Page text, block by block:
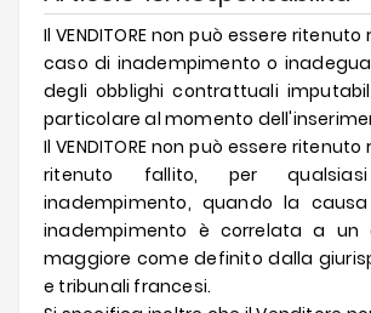
Il VENDITORE non può essere
caso di inadempimento o
degli obblighi contrattuali imputabili
particolare al momento
Il VENDITORE non può essere
ritenuto fallito, per
inadempimento, quando la
inadempimento è correlata a un
maggiore come definito dalla
e tribunali francesi.